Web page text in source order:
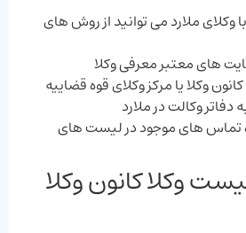
ملارد می‌ توانید از روش‌ های
های معتبر معرفی وکلا
وکلا یا مرکز وکلای قوه قضاییه
وکالت در ملارد
تماس‌ های موجود در لیست‌ های
وکلا کانون وکلا